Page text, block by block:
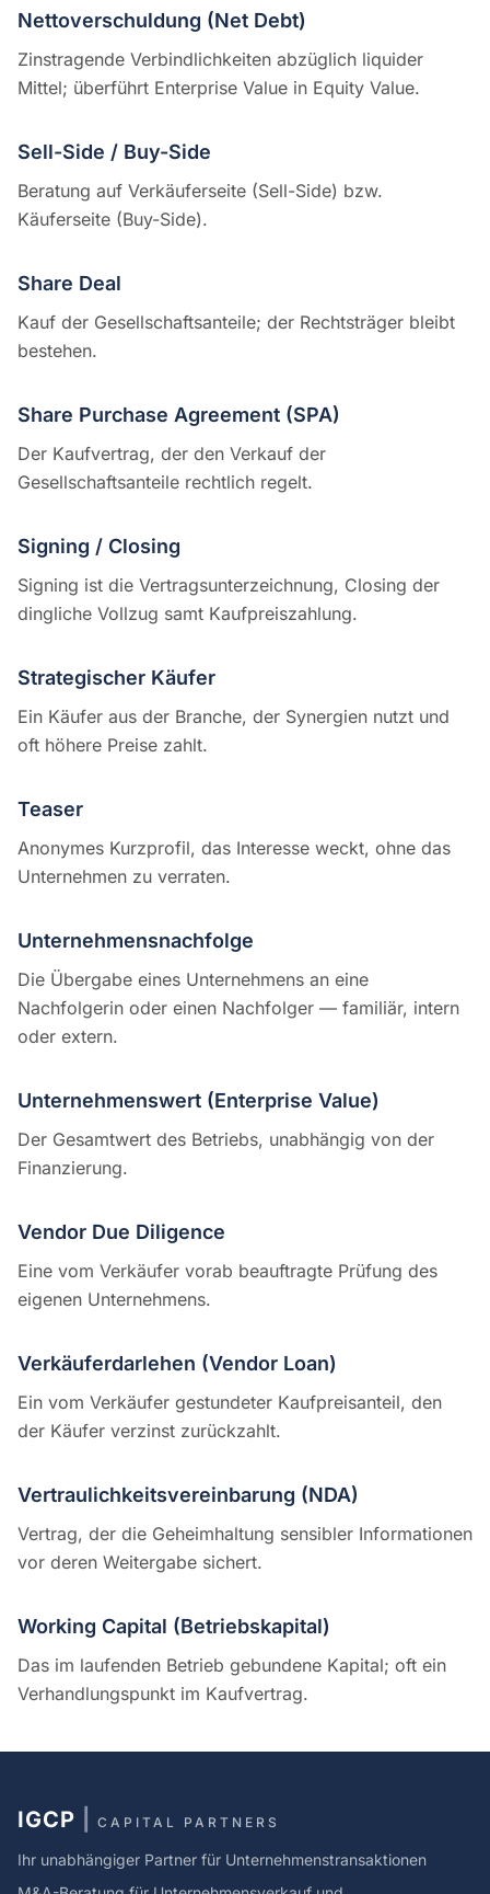
Nettoverschuldung (Net Debt)
Zinstragende Verbindlichkeiten abzüglich liquider
Mittel; überführt Enterprise Value in Equity Value.
Sell-Side / Buy-Side
Beratung auf Verkäuferseite (Sell-Side) bzw.
Käuferseite (Buy-Side).
Share Deal
Kauf der Gesellschaftsanteile; der Rechtsträger bleibt
bestehen.
Share Purchase Agreement (SPA)
Der Kaufvertrag, der den Verkauf der
Gesellschaftsanteile rechtlich regelt.
Signing / Closing
Signing ist die Vertragsunterzeichnung, Closing der
dingliche Vollzug samt Kaufpreiszahlung.
Strategischer Käufer
Ein Käufer aus der Branche, der Synergien nutzt und
oft höhere Preise zahlt.
Teaser
Anonymes Kurzprofil, das Interesse weckt, ohne das
Unternehmen zu verraten.
Unternehmensnachfolge
Die Übergabe eines Unternehmens an eine
Nachfolgerin oder einen Nachfolger — familiär, intern
oder extern.
Unternehmenswert (Enterprise Value)
Der Gesamtwert des Betriebs, unabhängig von der
Finanzierung.
Vendor Due Diligence
Eine vom Verkäufer vorab beauftragte Prüfung des
eigenen Unternehmens.
Verkäuferdarlehen (Vendor Loan)
Ein vom Verkäufer gestundeter Kaufpreisanteil, den
der Käufer verzinst zurückzahlt.
Vertraulichkeitsvereinbarung (NDA)
Vertrag, der die Geheimhaltung sensibler Informationen
vor deren Weitergabe sichert.
Working Capital (Betriebskapital)
Das im laufenden Betrieb gebundene Kapital; oft ein
Verhandlungspunkt im Kaufvertrag.
IGCP CAPITAL PARTNERS
Ihr unabhängiger Partner für Unternehmenstransaktionen